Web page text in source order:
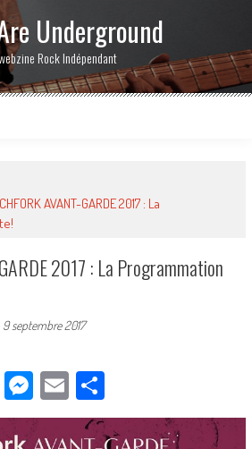
Underground
Rock Indépendant
AVANT-GARDE 2017 : La
2017 : La Programmation
9 septembre 2017
Messenger
EmailPartager